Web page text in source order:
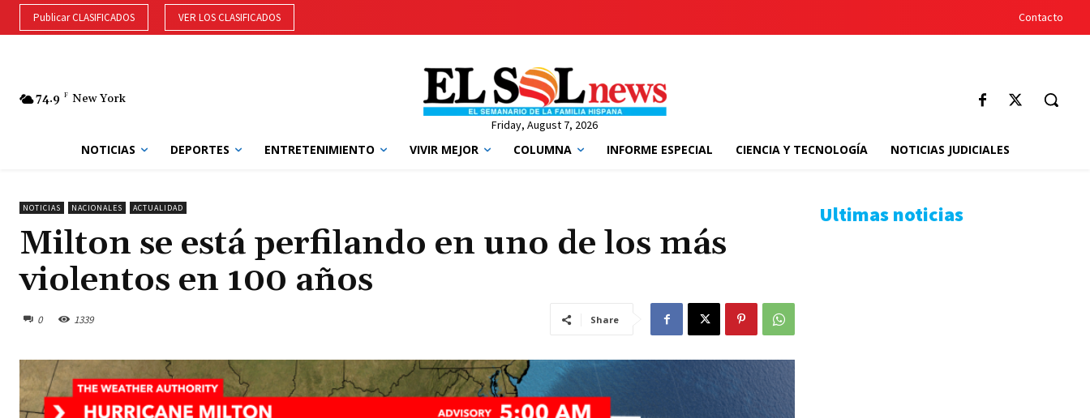
Publicar CLASIFICADOS VER LOS CLASIFICADOS Contacto
74.9 F New York
Friday, August 7, 2026
NOTICIAS DEPORTES ENTRETENIMIENTO VIVIR MEJOR COLUMNA INFORME ESPECIAL CIENCIA Y TECNOLOGÍA NOTICIAS JUDICIALES
NOTICIAS NACIONALES ACTUALIDAD
Milton se está perfilando en uno de los más
violentos en 100 años
0 1339 Share
Ultimas noticias